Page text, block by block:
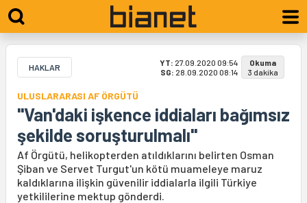
HAKLAR YT: 27.09.2020 09:54
SG: 28.09.2020 08:14
Okuma
3 dakika
ULUSLARARASI AF ÖRGÜTÜ
"Van'daki işkence iddiaları bağımsız
şekilde soruşturulmalı"
Af Örgütü, helikopterden atıldıklarını belirten Osman
Şiban ve Servet Turgut'un kötü muameleye maruz
kaldıklarına ilişkin güvenilir iddialarla ilgili Türkiye
yetkililerine mektup gönderdi.